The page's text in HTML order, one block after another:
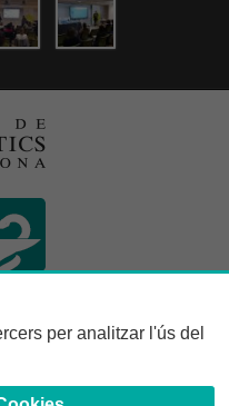
per analitzar l'ús del